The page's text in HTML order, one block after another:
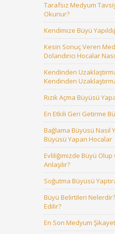
Tarafsız Medyum
Okunur?
Kendimize Büyü
Kesin Sonuç Veren
Dolandırıcı Hocalar
Kendinden
Kendinden
Rızık Açma Büyüsü
En Etkili Geri Getirme
Bağlama Büyüsü Nasıl
Büyüsü Yapan Hocalar
Evliliğimizde Büyü Olup
Anlaşılır?
Soğutma Büyüsü
Büyü Belirtileri
Edilir?
En Son Medyum